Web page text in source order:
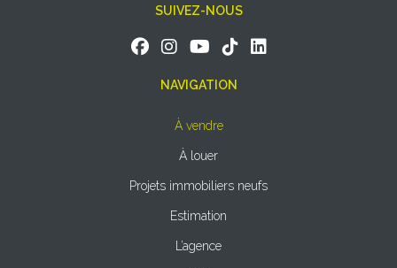
SUIVEZ-NOUS
NAVIGATION
À vendre
À louer
Projets immobiliers neufs
Estimation
L’agence